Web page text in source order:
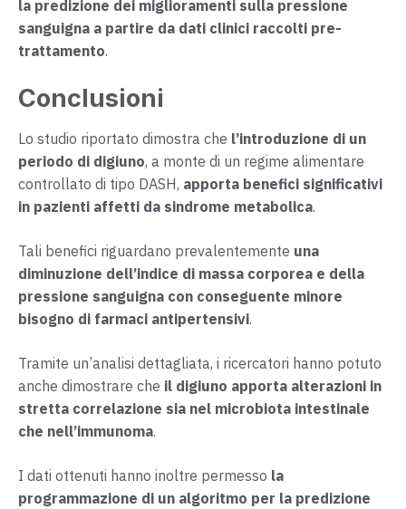
la predizione dei miglioramenti sulla pressione
sanguigna a partire da dati clinici raccolti pre-
trattamento.
Conclusioni
Lo studio riportato dimostra che l’introduzione di un
periodo di digiuno, a monte di un regime alimentare
controllato di tipo DASH, apporta benefici significativi
in pazienti affetti da sindrome metabolica.
Tali benefici riguardano prevalentemente una
diminuzione dell’indice di massa corporea e della
pressione sanguigna con conseguente minore
bisogno di farmaci antipertensivi.
Tramite un’analisi dettagliata, i ricercatori hanno potuto
anche dimostrare che il digiuno apporta alterazioni in
stretta correlazione sia nel microbiota intestinale
che nell’immunoma.
I dati ottenuti hanno inoltre permesso la
programmazione di un algoritmo per la predizione